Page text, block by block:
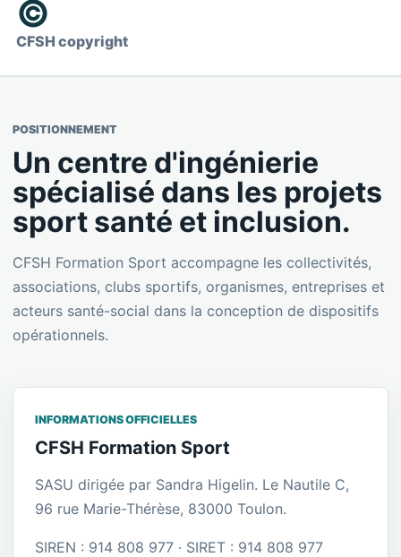
©
CFSH copyright
POSITIONNEMENT
Un centre d'ingénierie
spécialisé dans les projets
sport santé et inclusion.
CFSH Formation Sport accompagne les collectivités,
associations, clubs sportifs, organismes, entreprises et
acteurs santé-social dans la conception de dispositifs
opérationnels.
INFORMATIONS OFFICIELLES
CFSH Formation Sport
SASU dirigée par Sandra Higelin. Le Nautile C,
96 rue Marie-Thérèse, 83000 Toulon.
SIREN : 914 808 977 · SIRET : 914 808 977